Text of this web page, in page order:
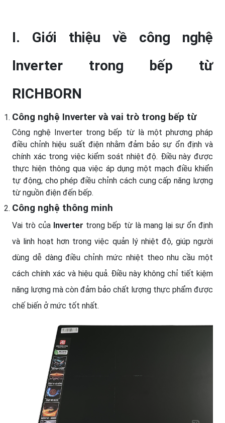
I. Giới thiệu về công nghệ
Inverter trong bếp từ
RICHBORN
Công nghệ Inverter và vai trò trong bếp từ
Công nghệ Inverter trong bếp từ là một phương pháp
điều chỉnh hiệu suất điện nhằm đảm bảo sự ổn định và
chính xác trong việc kiểm soát nhiệt độ. Điều này được
thực hiện thông qua việc áp dụng một mạch điều khiển
tự động, cho phép điều chỉnh cách cung cấp năng lượng
từ nguồn điện đến bếp.
Công nghệ thông minh
Vai trò của Inverter trong bếp từ là mang lại sự ổn định
và linh hoạt hơn trong việc quản lý nhiệt độ, giúp người
dùng dễ dàng điều chỉnh mức nhiệt theo nhu cầu một
cách chính xác và hiệu quả. Điều này không chỉ tiết kiệm
năng lượng mà còn đảm bảo chất lượng thực phẩm được
chế biến ở mức tốt nhất.